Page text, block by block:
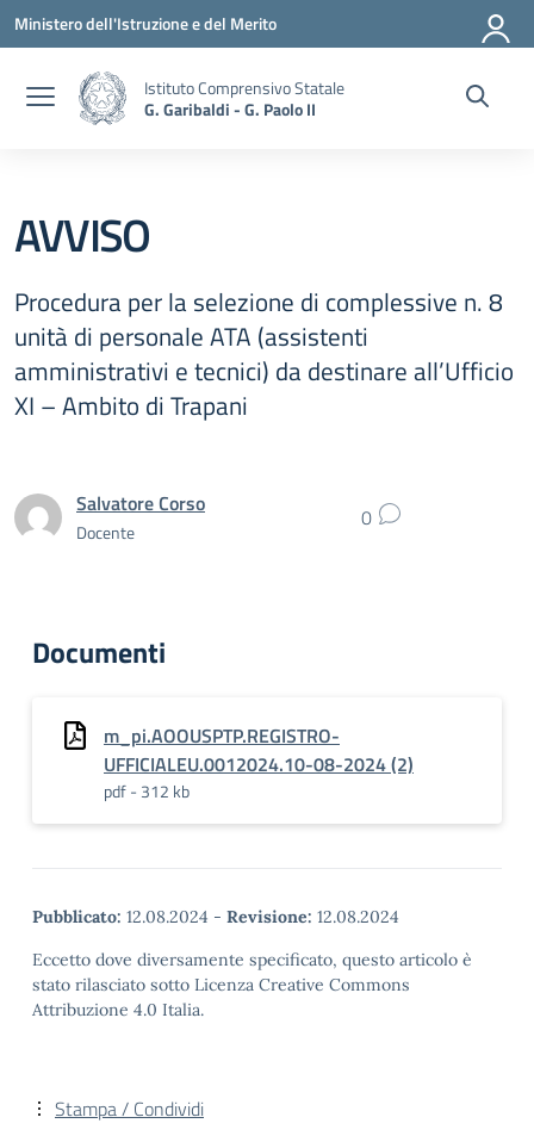
Vai ai contenuti
Vai al menu di navigazione
Vai al footer
Ministero dell'Istruzione e del Merito
Istituto Comprensivo Statale
G. Garibaldi - G. Paolo II
AVVISO
Procedura per la selezione di complessive n. 8
unità di personale ATA (assistenti
amministrativi e tecnici) da destinare all’Ufficio
XI – Ambito di Trapani
Salvatore Corso
Docente 0
Documenti
m_pi.AOOUSPTP.REGISTRO-
UFFICIALEU.0012024.10-08-2024 (2)
pdf - 312 kb
Pubblicato: 12.08.2024 - Revisione: 12.08.2024
Eccetto dove diversamente specificato, questo articolo è
stato rilasciato sotto Licenza Creative Commons
Attribuzione 4.0 Italia.
Stampa / Condividi